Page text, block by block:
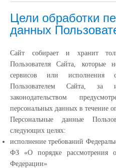
Цели обработки
данных
Сайт собирает и хранит
Пользователя Сайта, которые
сервисов или исполнения
Пользователем Сайта, за
законодательством
персональных данных в течение
Персональные данные
следующих целях:
исполнение требований
ФЗ «О порядке рассмотрения
Федерации»